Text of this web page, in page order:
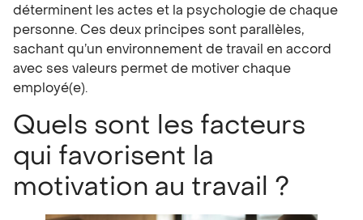
déterminent les actes et la psychologie de chaque
personne. Ces deux principes sont parallèles,
sachant qu’un environnement de travail en accord
avec ses valeurs permet de motiver chaque
employé(e).
Quels sont les facteurs
qui favorisent la
motivation au travail ?